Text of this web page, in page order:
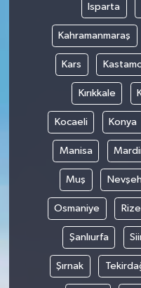
Isparta
Kahramanmaraş
Kars
Kırıkkale
Kocaeli Konya
Manisa
Muş
Osmaniye Rize
Şanlıurfa
Şırnak